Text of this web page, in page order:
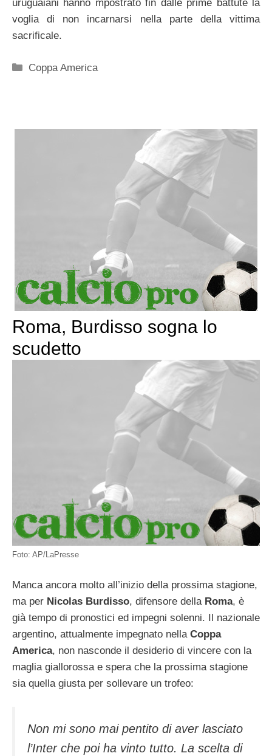
uruguaiani hanno mpostrato fin dalle prime battute la
voglia di non incarnarsi nella parte della vittima
sacrificale.
Categorie
Coppa America
Roma, Burdisso sogna lo
scudetto
Foto: AP/LaPresse
Manca ancora molto all’inizio della prossima stagione,
ma per Nicolas Burdisso, difensore della Roma, è
già tempo di pronostici ed impegni solenni. Il nazionale
argentino, attualmente impegnato nellaCoppa
America, non nasconde il desiderio di vincere con la
maglia giallorossa e spera che la prossima stagione
sia quella giusta per sollevare un trofeo:
Non mi sono mai pentito di aver lasciato
l’Inter che poi ha vinto tutto. La scelta di